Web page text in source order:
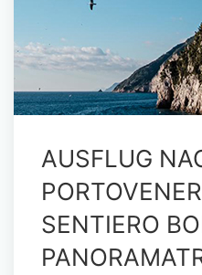
AUSFLUG
SENTIERO